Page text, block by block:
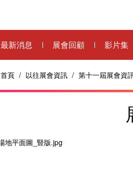
最新消息 展會回顧 影片集
首頁 / 以往展會資訊 / 第十一屆展會資